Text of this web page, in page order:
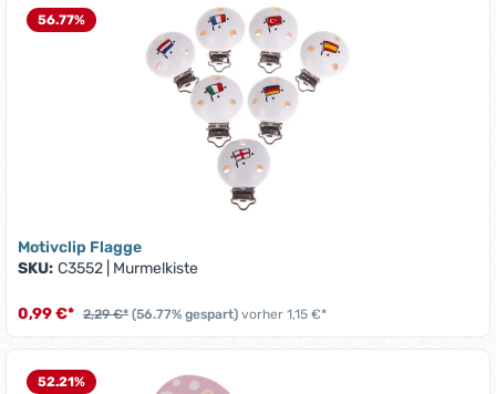
56.77%
Motivclip Flagge
SKU: C3552 Murmelkiste
0,99 €* 2,29 €* (56.77% gespart) vorher 1,15 €*
52.21%